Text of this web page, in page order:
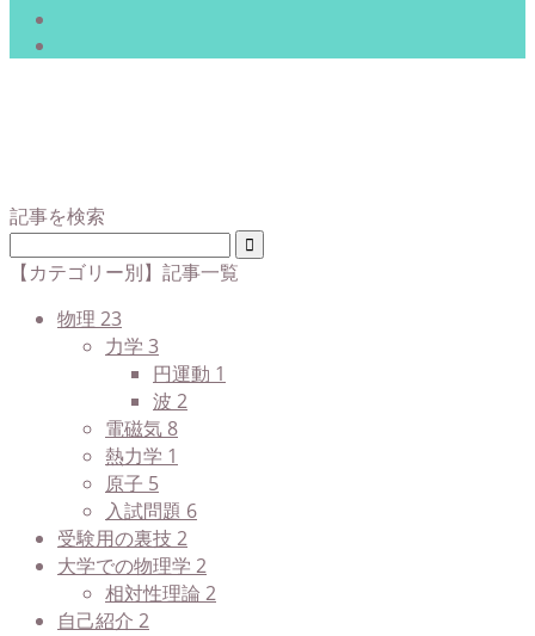
記事を検索
【カテゴリー別】記事一覧
物理 23
力学 3
円運動 1
波 2
電磁気 8
熱力学 1
原子 5
入試問題 6
受験用の裏技 2
大学での物理学 2
相対性理論 2
自己紹介 2